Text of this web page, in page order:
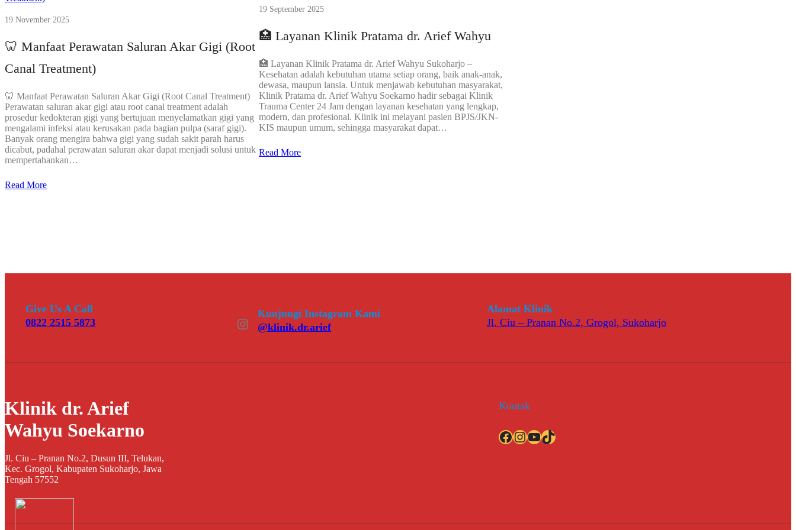
19 November 2025
🦷 Manfaat Perawatan Saluran Akar Gigi (Root
Canal Treatment)
🦷 Manfaat Perawatan Saluran Akar Gigi (Root Canal Treatment)
Perawatan saluran akar gigi atau root canal treatment adalah
prosedur kedokteran gigi yang bertujuan menyelamatkan gigi yang
mengalami infeksi atau kerusakan pada bagian pulpa (saraf gigi).
Banyak orang mengira bahwa gigi yang sudah sakit parah harus
dicabut, padahal perawatan saluran akar dapat menjadi solusi untuk
mempertahankan…
Read More
19 September 2025
🏥 Layanan Klinik Pratama dr. Arief Wahyu
🏥 Layanan Klinik Pratama dr. Arief Wahyu Sukoharjo –
Kesehatan adalah kebutuhan utama setiap orang, baik anak-anak,
dewasa, maupun lansia. Untuk menjawab kebutuhan masyarakat,
Klinik Pratama dr. Arief Wahyu Soekarno hadir sebagai Klinik
Trauma Center 24 Jam dengan layanan kesehatan yang lengkap,
modern, dan profesional. Klinik ini melayani pasien BPJS/JKN-
KIS maupun umum, sehingga masyarakat dapat…
Read More
Give Us A Call
0822 2515 5873
Instagram
Kunjungi Instagram Kami
@klinik.dr.arief
Alamat Klinik
Jl. Ciu – Pranan No.2, Grogol, Sukoharjo
Klinik dr. Arief
Wahyu Soekarno
Jl. Ciu – Pranan No.2, Dusun III, Telukan,
Kec. Grogol, Kabupaten Sukoharjo, Jawa
Tengah 57552
Kontak
Facebook InstagramYouTube TikTok